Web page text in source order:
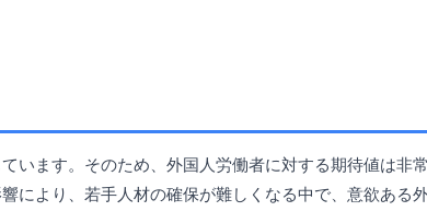
います。そのため、外国人労働者に対する期待値は非
により、若手人材の確保が難しくなる中で、意欲ある